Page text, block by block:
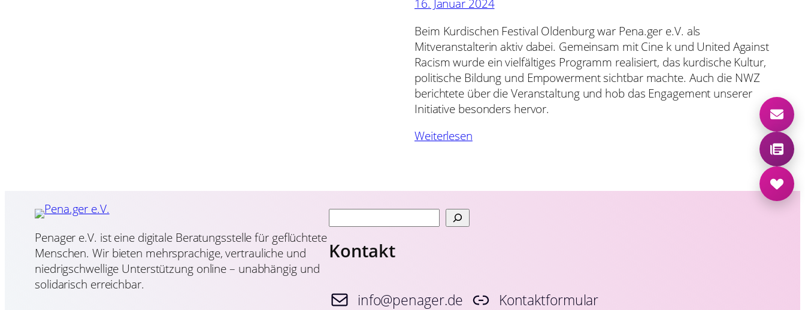
Beim Kurdischen Festival Oldenburg war Pena.ger e.V. als
Mitveranstalterin aktiv dabei. Gemeinsam mit Cine k und United Against
Racism wurde ein vielfältiges Programm realisiert, das kurdische Kultur,
politische Bildung und Empowerment sichtbar machte. Auch die NWZ
berichtete über die Veranstaltung und hob das Engagement unserer
Initiative besonders hervor.
Weiterlesen
Penager e.V. ist eine digitale Beratungsstelle für geflüchtete
Menschen. Wir bieten mehrsprachige, vertrauliche und
niedrigschwellige Unterstützung online – unabhängig und
solidarisch erreichbar.
u
c
h
n
Kontakt
info@penager.de Kontaktformular